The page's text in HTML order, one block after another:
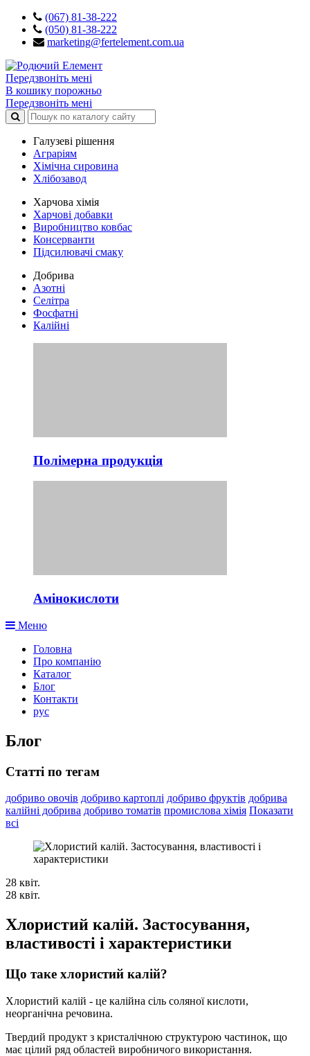
(067) 81-38-222
(050) 81-38-222
marketing@fertelement.com.ua
Передзвоніть мені
В кошику порожньо
Передзвоніть мені
Галузеві рішення
Аграріям
Хімічна сировина
Хлібозавод
Харчова хімія
Харчові добавки
Виробництво ковбас
Консерванти
Підсилювачі смаку
Добрива
Азотні
Селітра
Фосфатні
Калійні
Полімерна продукція
Амінокислоти
Меню
Головна
Про компанію
Каталог
Блог
Контакти
рус
Блог
Статті по тегам
добриво овочів добриво картоплі добриво фруктів добрива
калійні добрива добриво томатів промислова хімія Показати
всі
28 квіт.
28 квіт.
Хлористий калій. Застосування,
властивості і характеристики
Що таке хлористий калій?
Хлористий калій - це калійна сіль соляної кислоти,
неорганічна речовина.
Твердий продукт з кристалічною структурою частинок, що
має цілий ряд областей виробничого використання.